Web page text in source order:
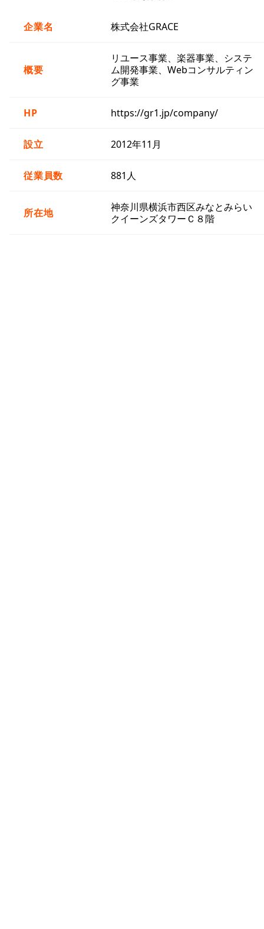
企業名 株式会社GRACE
概要
リユース事業、楽器事業、システ
ム開発事業、Webコンサルティン
グ事業
HP https://gr1.jp/company/
設立 2012年11月
従業員数 881人
所在地
神奈川県横浜市西区みなとみらい
クイーンズタワーＣ８階